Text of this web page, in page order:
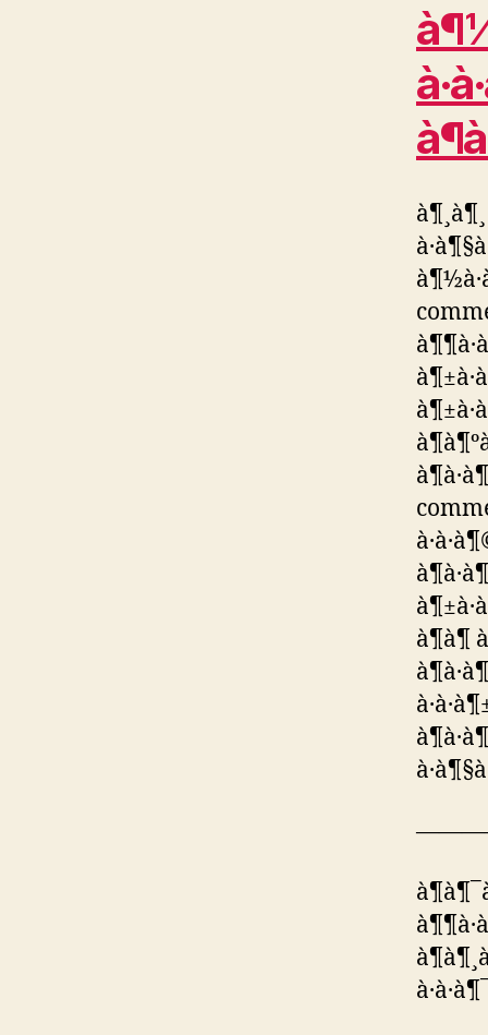
à¶¸à¶¸
à¶à¶